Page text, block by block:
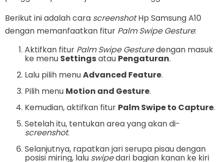
Berikut ini adalah cara screenshotHp Samsung A10
dengan memanfaatkan fitur Palm Swipe Gesture:
Aktifkan fitur Palm Swipe Gesturedengan masuk
ke menu Settingsatau Pengaturan.
Lalu pilih menuAdvanced Feature.
Pilih menu Motion and Gesture.
Kemudian, aktifkan fitur Palm Swipe to Capture.
Setelah itu, tentukan area yang akan di-
screenshot.
Selanjutnya, rapatkan jari serupa pisau dengan
posisi miring, lalu swipedari bagian kanan ke kiri